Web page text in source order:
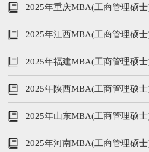
等汇总
2025年重庆MBA(工商管理硕
等汇总
2025年江西MBA(工商管理硕
等汇总
2025年福建MBA(工商管理硕
等汇总
2025年陕西MBA(工商管理硕
等汇总
2025年山东MBA(工商管理硕
等汇总
2025年河南MBA(工商管理硕